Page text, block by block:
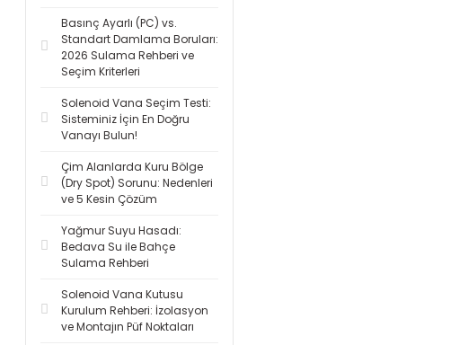
Basınç Ayarlı (PC) vs.
Standart Damlama Boruları:
2026 Sulama Rehberi ve
Seçim Kriterleri
Solenoid Vana Seçim Testi:
Sisteminiz İçin En Doğru
Vanayı Bulun!
Çim Alanlarda Kuru Bölge
(Dry Spot) Sorunu: Nedenleri
ve 5 Kesin Çözüm
Yağmur Suyu Hasadı:
Bedava Su ile Bahçe
Sulama Rehberi
Solenoid Vana Kutusu
Kurulum Rehberi: İzolasyon
ve Montajın Püf Noktaları